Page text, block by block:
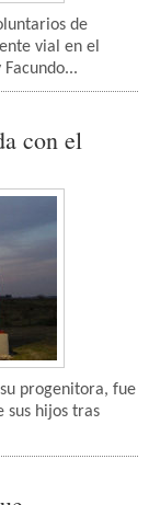
de
vial en el
con el
progenitora, fue
sus hijos tras